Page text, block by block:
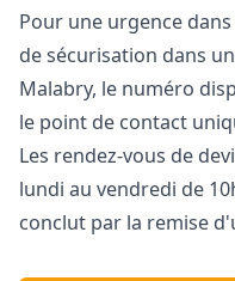
Pour une urgence
de sécurisation dans
Malabry, le numéro
le point de contact
Les rendez-vous de
lundi au vendredi de
conclut par la remise